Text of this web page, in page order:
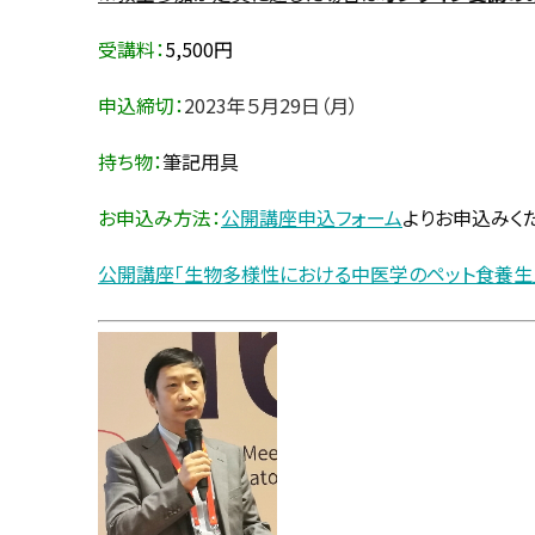
受講料：5,500円
申込締切：2023年５月29日（月）
持ち物：筆記用具
お申込み方法：公開講座申込フォームよりお申込みく
公開講座「生物多様性における中医学のペット食養生